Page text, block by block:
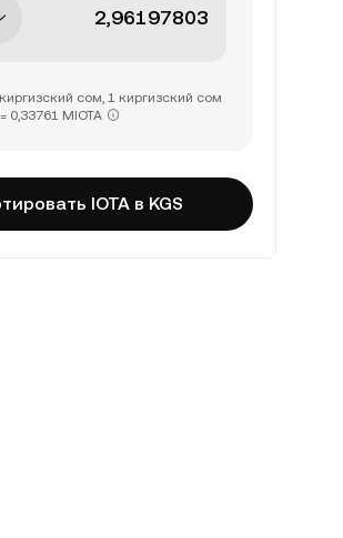
сом, 1 киргизский сом
= 0,33761 MIOTA
IOTA в KGS